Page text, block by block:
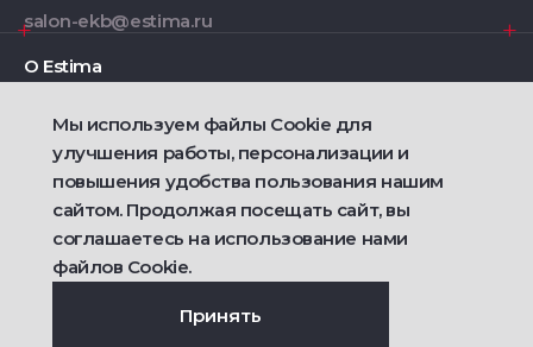
salon-ekb@estima.ru
О Estima
Дизайнерам
Фирменные салоны
2021 — 2026 © Estima
Политика конфиденциальности
Договор публичной оферты о продаже товаров
Ametist IT
Мы используем файлы Cookie для
улучшения работы, персонализации и
повышения удобства пользования нашим
сайтом. Продолжая посещать сайт, вы
соглашаетесь на использование нами
файлов Cookie.
Принять